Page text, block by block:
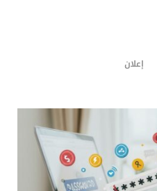
إعلان